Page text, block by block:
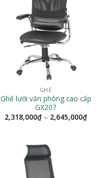
GHẾ
Ghế lưới văn phòng cao cấp
GX207
2,318,000₫ – 2,645,000₫
giá: